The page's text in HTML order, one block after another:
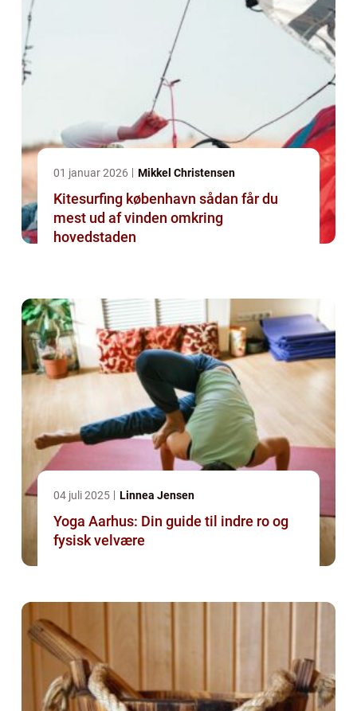
01 januar 2026 Mikkel Christensen
Kitesurfing københavn sådan får du
mest ud af vinden omkring
hovedstaden
04 juli 2025 Linnea Jensen
Yoga Aarhus: Din guide til indre ro og
fysisk velvære